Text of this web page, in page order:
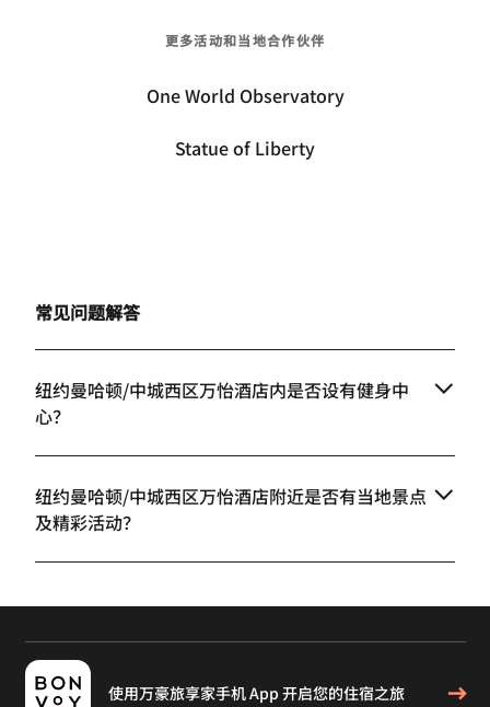
更多活动和当地合作伙伴
One World Observatory
Statue of Liberty
常见问题解答
纽约曼哈顿/中城西区万怡酒店内是否设有健身中
心？
纽约曼哈顿/中城西区万怡酒店附近是否有当地景点
及精彩活动？
使用万豪旅享家手机 App 开启您的住宿之旅